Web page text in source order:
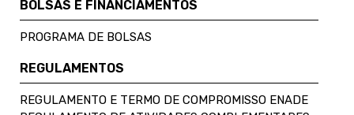
BOLSAS E FINANCIAMENTOS
PROGRAMA DE BOLSAS
REGULAMENTOS
REGULAMENTO E TERMO DE COMPROMISSO ENADE